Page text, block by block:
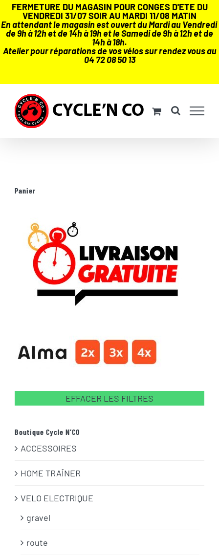
FERMETURE DU MAGASIN POUR CONGES D'ETE DU
VENDREDI 31/07 SOIR AU MARDI 11/08 MATIN
En attendant le magasin est ouvert du Mardi au Vendredi
de 9h à 12h et de 14h à 19h et le Samedi de 9h à 12h et de
14h à 18h.
Atelier pour réparations de vos vélos sur rendez vous au
04 72 08 50 13
contenu
Panier
EFFACER LES FILTRES
Boutique Cycle N’CO
ACCESSOIRES
HOME TRAÎNER
VELO ELECTRIQUE
gravel
route